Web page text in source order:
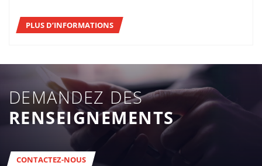
PLUS D’INFORMATIONS
DEMANDEZ DES
RENSEIGNEMENTS
CONTACTEZ-NOUS